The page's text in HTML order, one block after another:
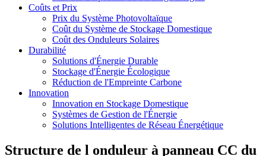
Coûts et Prix
Prix du Système Photovoltaïque
Coût du Système de Stockage Domestique
Coût des Onduleurs Solaires
Durabilité
Solutions d'Énergie Durable
Stockage d'Énergie Écologique
Réduction de l'Empreinte Carbone
Innovation
Innovation en Stockage Domestique
Systèmes de Gestion de l'Énergie
Solutions Intelligentes de Réseau Énergétique
Structure de l onduleur à panneau CC du